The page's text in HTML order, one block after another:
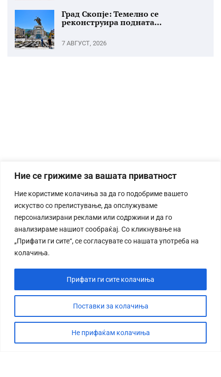
Ние се грижиме за вашата приватност
Ние користиме колачиња за да го подобриме вашето
искуство со прелистување, да опслужуваме
персонализирани реклами или содржини и да го
анализираме нашиот сообраќај. Со кликнување на
„Прифати ги сите“, се согласувате со нашата употреба на
колачиња.
Поставки за колачиња
Не прифаќам колачиња
Прифати ги сите колачиња
Град Скопје: Темелно се
реконструира подната...
7 АВГУСТ, 2026